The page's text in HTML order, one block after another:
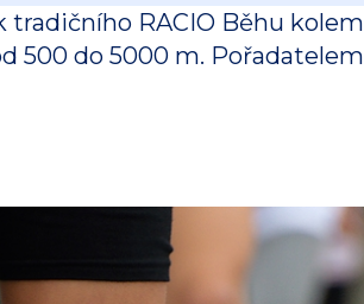
tradičního RACIO Běhu
500 do 5000 m.